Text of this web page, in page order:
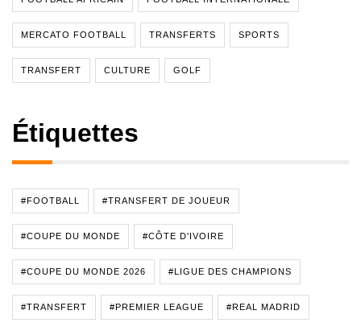
MERCATO FOOTBALL TRANSFERTS SPORTS
TRANSFERT CULTURE GOLF
Étiquettes
#FOOTBALL #TRANSFERT DE JOUEUR
#COUPE DU MONDE #CÔTE D'IVOIRE
#COUPE DU MONDE 2026 #LIGUE DES CHAMPIONS
#TRANSFERT #PREMIER LEAGUE #REAL MADRID